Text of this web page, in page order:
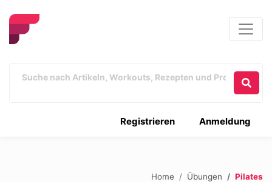
Anmeldung
Registrieren
Home Übungen Pilates